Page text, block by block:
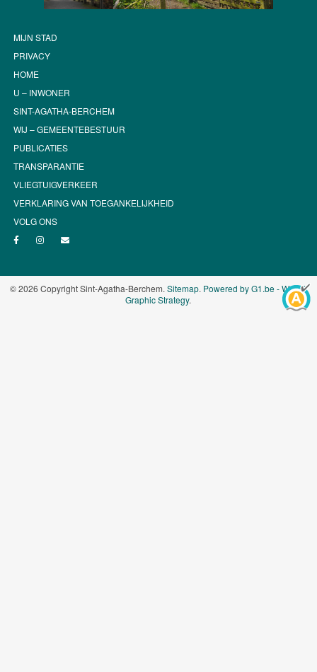
MIJN STAD
PRIVACY
HOME
U – INWONER
SINT-AGATHA-BERCHEM
WIJ – GEMEENTEBESTUUR
PUBLICATIES
TRANSPARANTIE
VLIEGTUIGVERKEER
VERKLARING VAN TOEGANKELIJKHEID
VOLG ONS
© 2026 Copyright Sint-Agatha-Berchem. Sitemap. Powered by G1.be - Web &
Graphic Strategy.